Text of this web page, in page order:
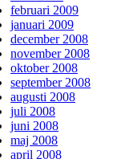
februari 2009
januari 2009
december 2008
november 2008
oktober 2008
september 2008
augusti 2008
juli 2008
juni 2008
maj 2008
april 2008